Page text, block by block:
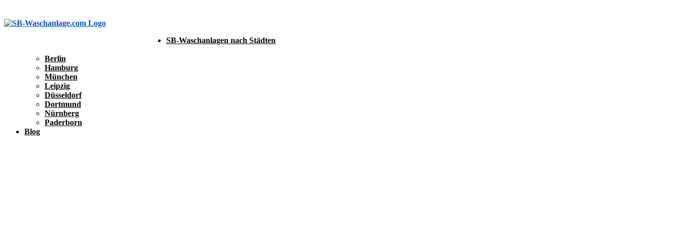
SB-Waschanlagen nach Städten
Berlin
Hamburg
München
Leipzig
Düsseldorf
Dortmund
Nürnberg
Paderborn
Blog